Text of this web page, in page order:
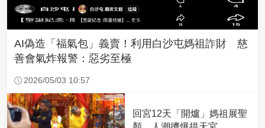
AI偽造「福氣包」義賣！利用白沙屯媽祖詐財 慈
善會氣炸報警：惡劣至極
2026/05/03 10:57
回宮12天「開爐」媽祖展聖